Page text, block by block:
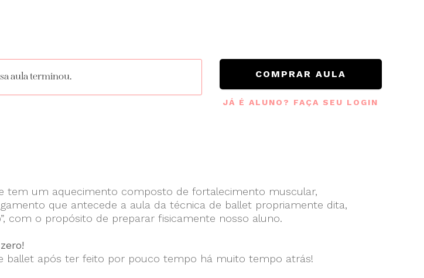
aula terminou. COMPRAR AULA
JÁ É ALUNO? FAÇA SEU LOGIN
tem um aquecimento composto de fortalecimento muscular,
que antecede a aula da técnica de ballet propriamente dita,
com o propósito de preparar fisicamente nosso aluno.
ballet após ter feito por pouco tempo há muito tempo atrás!